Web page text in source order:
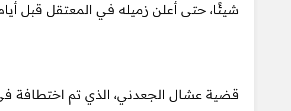
شيئًا، حتى أعلن زميله في المعتقل قبل